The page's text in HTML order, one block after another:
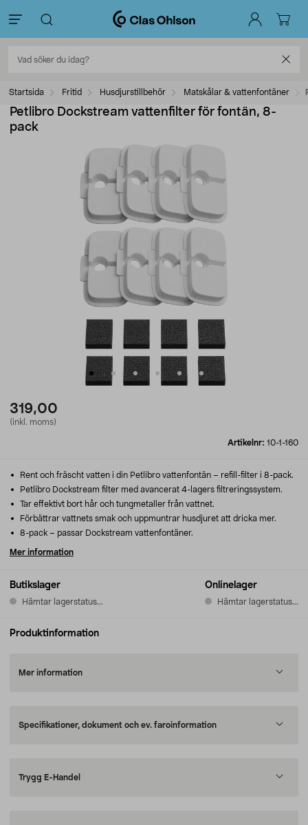
Startsida Fritid Husdjurstillbehör Matskålar & vattenfontäner
Petlibro Dockstream vattenfilter för fontän, 8-
pack
319,00
(inkl. moms)
Artikelnr: 10-1-160
Butikslager
Hämtar lagerstatus...
Onlinelager
Hämtar lagerstatus...
Rent och fräscht vatten i din Petlibro vattenfontän – refill-filter i 8-pack.
Petlibro Dockstream filter med avancerat 4-lagers filtreringssystem.
Tar effektivt bort hår och tungmetaller från vattnet.
Förbättrar vattnets smak och uppmuntrar husdjuret att dricka mer.
8-pack – passar Dockstream vattenfontäner.
Mer information
Produktinformation
Mer information
Specifikationer, dokument och ev. faroinformation
Trygg E-Handel